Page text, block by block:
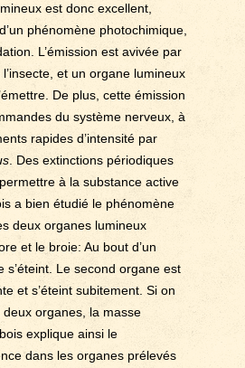
est donc excellent,
phénomène photochimique,
L’émission est avivée par
et un organe lumineux
De plus, cette émission
du système nerveux, à
rapides d’intensité par
. Des extinctions périodiques
à la substance active
a bien étudié le phénomène
deux organes lumineux
et le broie: Au bout d’un
s’éteint. Le second organe est
et s’éteint subitement. Si on
organes, la masse
explique ainsi le
dans les organes prélevés